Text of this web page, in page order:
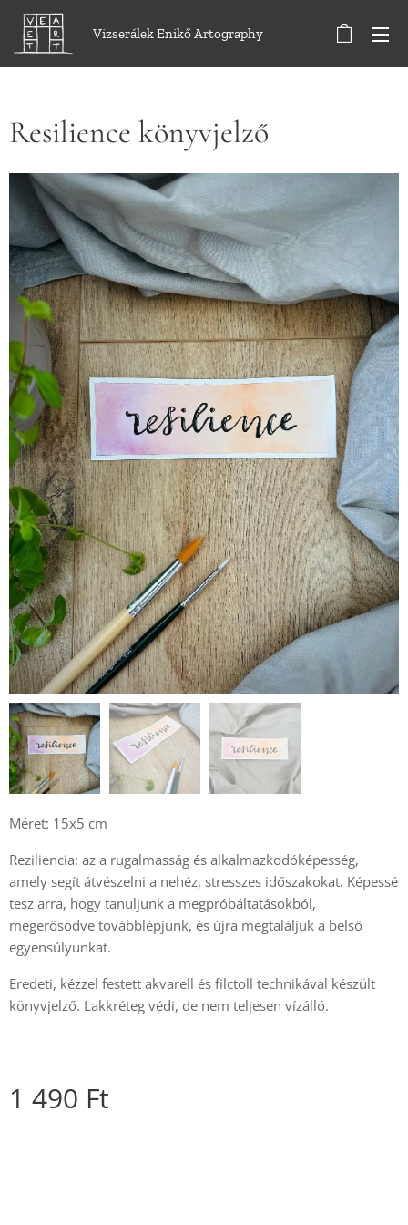
Vizserálek Enikő Artography
Resilience könyvjelző
Méret: 15x5 cm
Reziliencia: az a rugalmasság és alkalmazkodóképesség,
amely segít átvészelni a nehéz, stresszes időszakokat. Képessé
tesz arra, hogy tanuljunk a megpróbáltatásokból,
megerősödve továbblépjünk, és újra megtaláljuk a belső
egyensúlyunkat.
Eredeti, kézzel festett akvarell és filctoll technikával készült
könyvjelző. Lakkréteg védi, de nem teljesen vízálló.
1 490 Ft